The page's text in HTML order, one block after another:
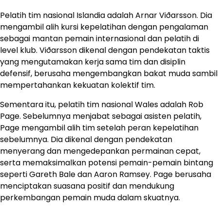
Pelatih tim nasional Islandia adalah Arnar Viðarsson. Dia
mengambil alih kursi kepelatihan dengan pengalaman
sebagai mantan pemain internasional dan pelatih di
level klub. Viðarsson dikenal dengan pendekatan taktis
yang mengutamakan kerja sama tim dan disiplin
defensif, berusaha mengembangkan bakat muda sambil
mempertahankan kekuatan kolektif tim.
Sementara itu, pelatih tim nasional Wales adalah Rob
Page. Sebelumnya menjabat sebagai asisten pelatih,
Page mengambil alih tim setelah peran kepelatihan
sebelumnya. Dia dikenal dengan pendekatan
menyerang dan mengedepankan permainan cepat,
serta memaksimalkan potensi pemain-pemain bintang
seperti Gareth Bale dan Aaron Ramsey. Page berusaha
menciptakan suasana positif dan mendukung
perkembangan pemain muda dalam skuatnya.